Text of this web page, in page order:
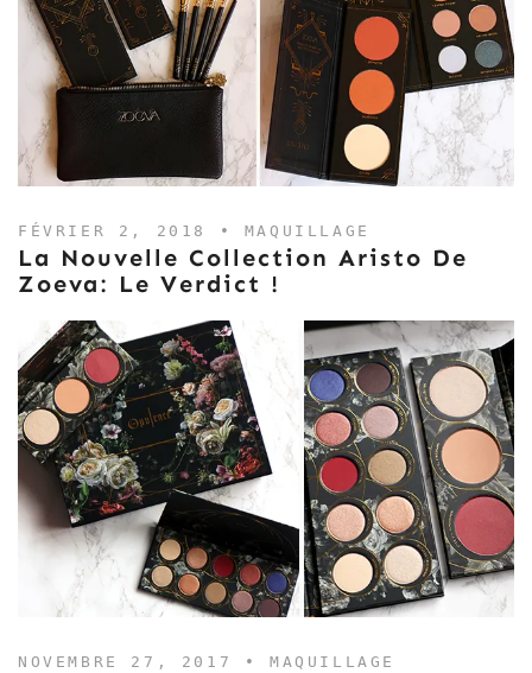
FÉVRIER 2, 2018 • MAQUILLAGE
La Nouvelle Collection Aristo De
Zoeva: Le Verdict !
NOVEMBRE 27, 2017 •MAQUILLAGE